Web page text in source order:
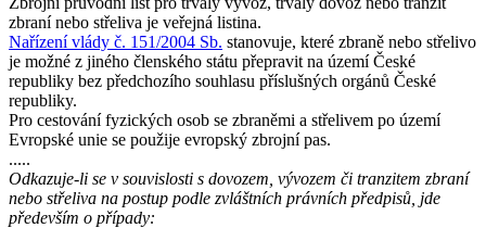
zbraní nebo střeliva je veřejná listina.
Nařízení vlády č. 151/2004 Sb. stanovuje, které zbraně nebo střelivo
je možné z jiného členského státu přepravit na území České
republiky bez předchozího souhlasu příslušných orgánů České
republiky.
Pro cestování fyzických osob se zbraněmi a střelivem po území
Evropské unie se použije evropský zbrojní pas.
.....
Odkazuje-li se v souvislosti s dovozem, vývozem či tranzitem zbraní
nebo střeliva na postup podle zvláštních právních předpisů, jde
především o případy: